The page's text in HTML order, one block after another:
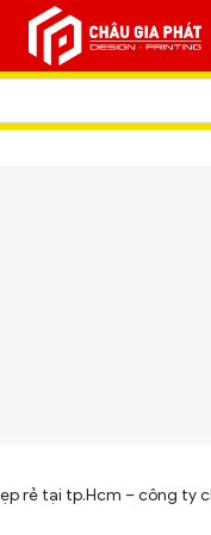
rẻ tại tp.Hcm – công ty